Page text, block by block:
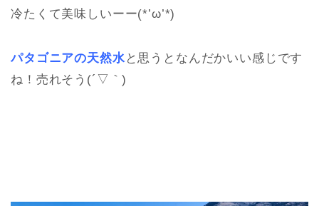
冷たくて美味しいーー(*’ω’*)
パタゴニアの天然水 と思うとなんだかいい感じです
ね！売れそう(´▽｀)